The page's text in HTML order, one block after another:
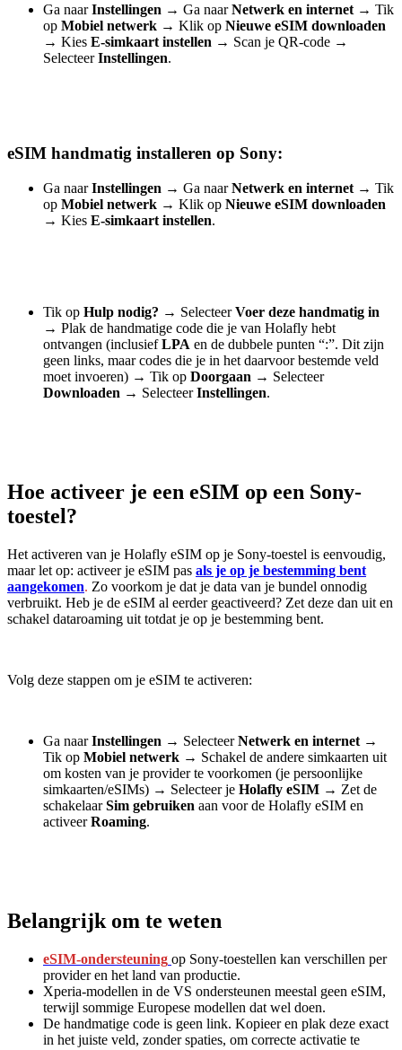
Ga naarInstellingen → Ga naarNetwerk en internet → Tik
op Mobiel netwerk → Klik op Nieuwe eSIM downloaden
→ Kies E-simkaart instellen → Scan je QR-code →
SelecteerInstellingen.
eSIM handmatig installeren op Sony:
Ga naarInstellingen → Ga naarNetwerk en internet → Tik
op Mobiel netwerk → Klik op Nieuwe eSIM downloaden
→ Kies E-simkaart instellen.
Tik op Hulp nodig? → SelecteerVoer deze handmatig in
→ Plak de handmatige code die je van Holafly hebt
ontvangen (inclusiefLPA en de dubbele punten “:”. Dit zijn
geen links, maar codes die je in het daarvoor bestemde veld
moet invoeren) → Tik op Doorgaan → Selecteer
Downloaden → SelecteerInstellingen.
Hoe activeer je een eSIM op een Sony-
toestel?
Het activeren van je Holafly eSIM op je Sony-toestel is eenvoudig,
maar let op: activeer je eSIM pas als je op je bestemming bent
aangekomen. Zo voorkom je dat je data van je bundel onnodig
verbruikt. Heb je de eSIM al eerder geactiveerd? Zet deze dan uit en
schakel dataroaming uit totdat je op je bestemming bent.
Volg deze stappen om je eSIM te activeren:
Ga naarInstellingen → SelecteerNetwerk en internet →
Tik op Mobiel netwerk → Schakel de andere simkaarten uit
om kosten van je provider te voorkomen (je persoonlijke
simkaarten/eSIMs) → Selecteer je Holafly eSIM → Zet de
schakelaarSim gebruiken aan voor de Holafly eSIM en
activeerRoaming.
Belangrijk om te weten
eSIM-ondersteuning op Sony-toestellen kan verschillen per
provider en het land van productie.
Xperia-modellen in de VS ondersteunen meestal geen eSIM,
terwijl sommige Europese modellen dat wel doen.
De handmatige code is geen link. Kopieer en plak deze exact
in het juiste veld, zonder spaties, om correcte activatie te